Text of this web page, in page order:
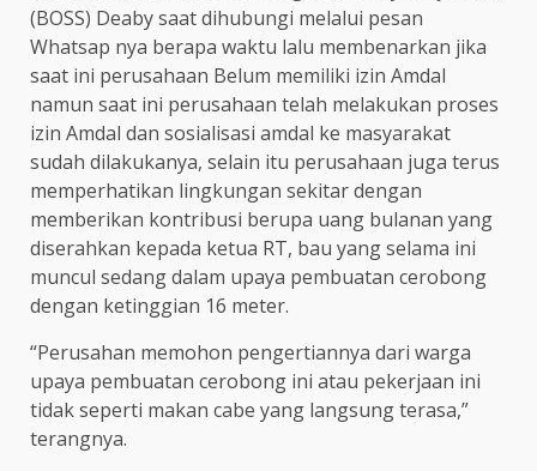
(BOSS) Deaby saat dihubungi melalui pesan
Whatsap nya berapa waktu lalu membenarkan jika
saat ini perusahaan Belum memiliki izin Amdal
namun saat ini perusahaan telah melakukan proses
izin Amdal dan sosialisasi amdal ke masyarakat
sudah dilakukanya, selain itu perusahaan juga terus
memperhatikan lingkungan sekitar dengan
memberikan kontribusi berupa uang bulanan yang
diserahkan kepada ketua RT, bau yang selama ini
muncul sedang dalam upaya pembuatan cerobong
dengan ketinggian 16 meter.
“Perusahan memohon pengertiannya dari warga
upaya pembuatan cerobong ini atau pekerjaan ini
tidak seperti makan cabe yang langsung terasa,”
terangnya.